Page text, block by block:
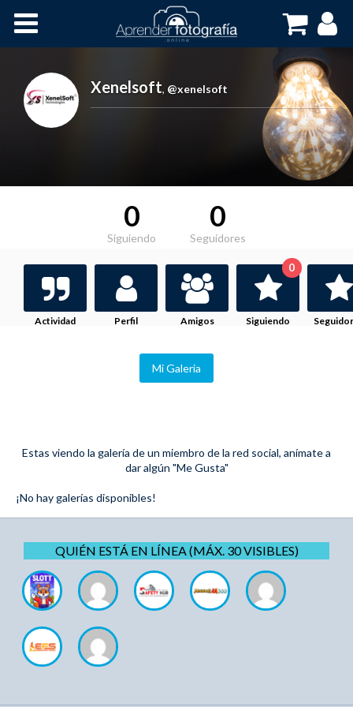
Cursos OnLine
Xenelsoft, @xenelsoft
0
Siguiendo
0
Seguidores
Actividad Perfil Amigos Siguiendo
0
Mi Galeria
Estas viendo la galería de un miembro de la red social, anímate a
dar algún "Me Gusta"
¡No hay galerías disponibles!
QUIÉN ESTÁ EN LÍNEA (MÁX. 30 VISIBLES)